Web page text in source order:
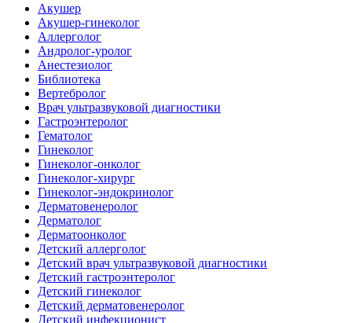
Акушер
Акушер-гинеколог
Аллерголог
Андролог-уролог
Анестезиолог
Библиотека
Вертебролог
Врач ультразвуковой диагностики
Гастроэнтеролог
Гематолог
Гинеколог
Гинеколог-онколог
Гинеколог-хирург
Гинеколог-эндокринолог
Дерматовенеролог
Дерматолог
Дерматоонколог
Детский аллерголог
Детский врач ультразвуковой диагностики
Детский гастроэнтеролог
Детский гинеколог
Детский дерматовенеролог
Детский инфекционист